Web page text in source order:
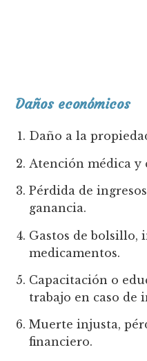
Daños económicos
Daño a la
Atención médica y
Pérdida de
ganancia.
Gastos de bolsillo,
medicamentos.
Capacitación o
trabajo en caso de
Muerte injusta,
financiero.